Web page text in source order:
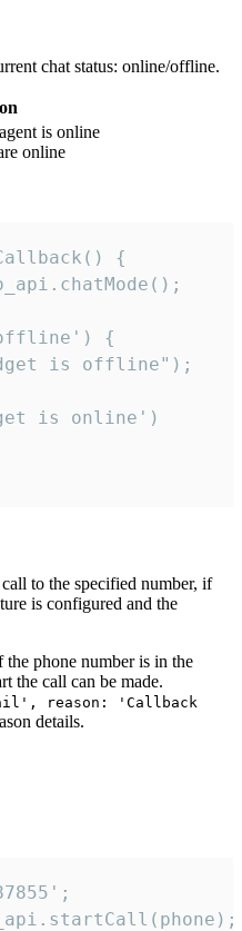
chat status: online/offline.
is online
online
{
{
is offline");
is online')
to the specified number, if
is configured and the
the phone number is in the
the call can be made.
reason: 'Callback
details.